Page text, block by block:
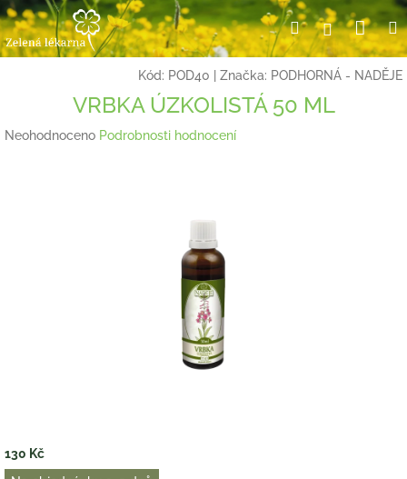
Přejít
na
obsah
HledatPřihlášení
Kód: POD40 Značka: PODHORNÁ - NADĚJE
VRBKA ÚZKOLISTÁ 50 ML
Průměrné
Neohodnoceno Podrobnosti hodnocení
130 Kč
Měrná